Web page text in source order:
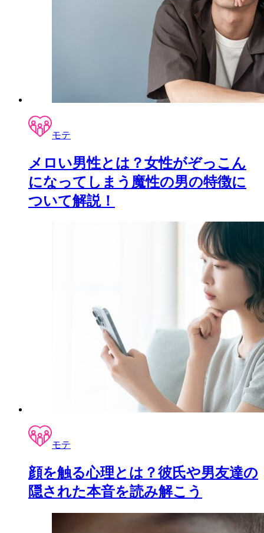
モテ
メロい男性とは？女性がぞっこん
になってしまう魔性の男の特徴に
ついて解説！
モテ
顔を触る心理とは？彼氏や男友達の
隠された本音を読み解こう